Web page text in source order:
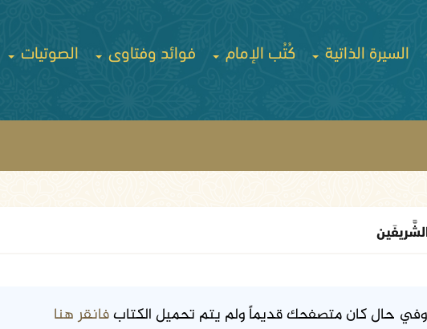
السيرة الذاتية كُتُب الإمام فوائد وفتاوى الصوتيات
حال كان متصفحك قديماً ولم يتم تحميل الكتابفانقر هنا